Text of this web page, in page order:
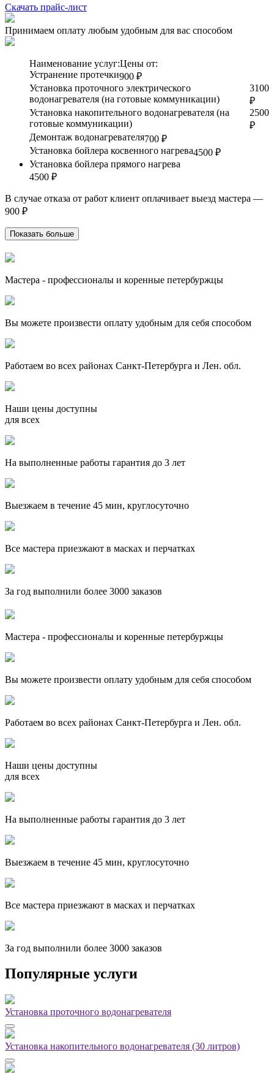
Скачать прайс-лист
Принимаем оплату любым удобным для вас способом
Наименование услуг:Цены от:
Устранение протечки900 ₽
Установка проточного электрического
водонагревателя (на готовые коммуникации)
3100
₽
Установка накопительного водонагревателя (на
готовые коммуникации)
2500
₽
Демонтаж водонагревателя700 ₽
Установка бойлера косвенного нагрева4500 ₽
Установка бойлера прямого нагрева
4500 ₽
В случае отказа от работ клиент оплачивает выезд мастера —
900 ₽
Показать больше
Мастера - профессионалы и коренные петербуржцы
Вы можете произвести оплату удобным для себя способом
Работаем во всех районах Санкт-Петербурга и Лен. обл.
Наши цены доступны
для всех
На выполненные работы гарантия до 3 лет
Выезжаем в течение 45 мин, круглосуточно
Все мастера приезжают в масках и перчатках
За год выполнили более 3000 заказов
Мастера - профессионалы и коренные петербуржцы
Вы можете произвести оплату удобным для себя способом
Работаем во всех районах Санкт-Петербурга и Лен. обл.
Наши цены доступны
для всех
На выполненные работы гарантия до 3 лет
Выезжаем в течение 45 мин, круглосуточно
Все мастера приезжают в масках и перчатках
За год выполнили более 3000 заказов
Популярные услуги
Установка проточного водонагревателя
Установка накопительного водонагревателя (30 литров)